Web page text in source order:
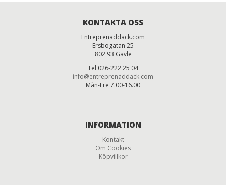
KONTAKTA OSS
Entreprenaddack.com
Ersbogatan 25
802 93 Gävle
Tel 026-222 25 04
info@entreprenaddack.com
Mån-Fre 7.00-16.00
INFORMATION
Kontakt
Om Cookies
Köpvillkor